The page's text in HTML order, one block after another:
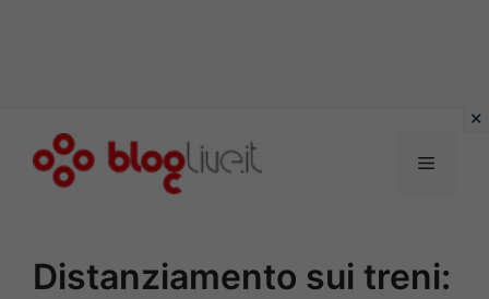
Menu
Distanziamento sui treni: